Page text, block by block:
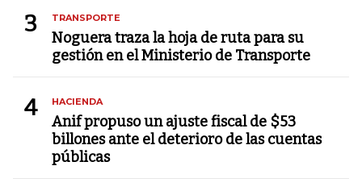
3 TRANSPORTE
Noguera traza la hoja de ruta para su
gestión en el Ministerio de Transporte
4 HACIENDA
Anif propuso un ajuste fiscal de $53
billones ante el deterioro de las cuentas
públicas